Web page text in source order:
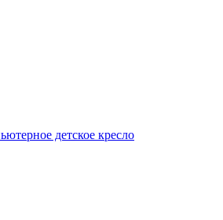
детское кресло